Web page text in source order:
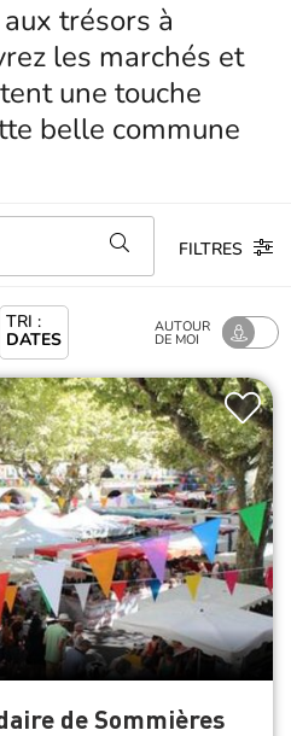
trésors à
les marchés et
une touche
belle commune
FILTRES
TRI :
DATES
AUTOUR
DE MOI
de Sommières